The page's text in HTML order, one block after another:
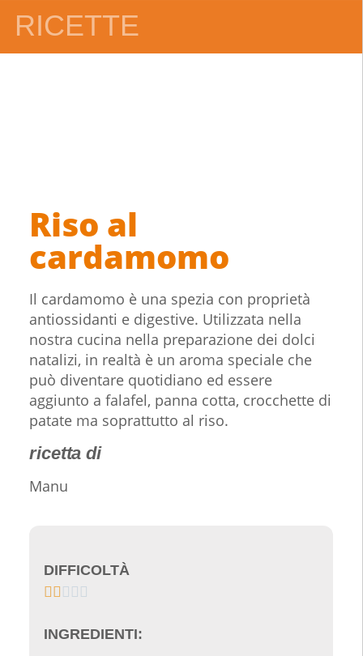
RICETTE
Riso al
cardamomo
Il cardamomo è una spezia con proprietà
antiossidanti e digestive. Utilizzata nella
nostra cucina nella preparazione dei dolci
natalizi, in realtà è un aroma speciale che
può diventare quotidiano ed essere
aggiunto a falafel, panna cotta, crocchette di
patate ma soprattutto al riso.
ricetta di
Manu
DIFFICOLTÀ
    
INGREDIENTI: